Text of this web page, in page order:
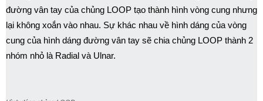
đường vân tay của chủng LOOP tạo thành hình vòng cung nhưng
lại không xoắn vào nhau. Sự khác nhau về hình dáng của vòng
cung của hình dáng đường vân tay sẽ chia chủng LOOP thành 2
nhóm nhỏ là Radial và Ulnar.